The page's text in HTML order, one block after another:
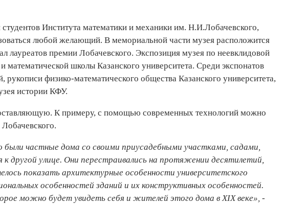
Института математики и механики им. Н.И.Лобачевского,
любой желающий. В мемориальной части музея расположится
лауреатов премии Лобачевского. Экспозиция музея по неевклидовой
математической школы Казанского университета. Среди экспонатов
физико-математического общества Казанского университета,
истории КФУ.
К примеру, с помощью современных технологий можно
были частные дома со своими приусадебными участками, садами,
другой улице. Они перестраивались на протяжении десятилетий,
показать архитектурные особенности университетского
особенностей зданий и их конструктивных особенностей.
можно будет увидеть себя и жителей этого дома в XIXвеке», -